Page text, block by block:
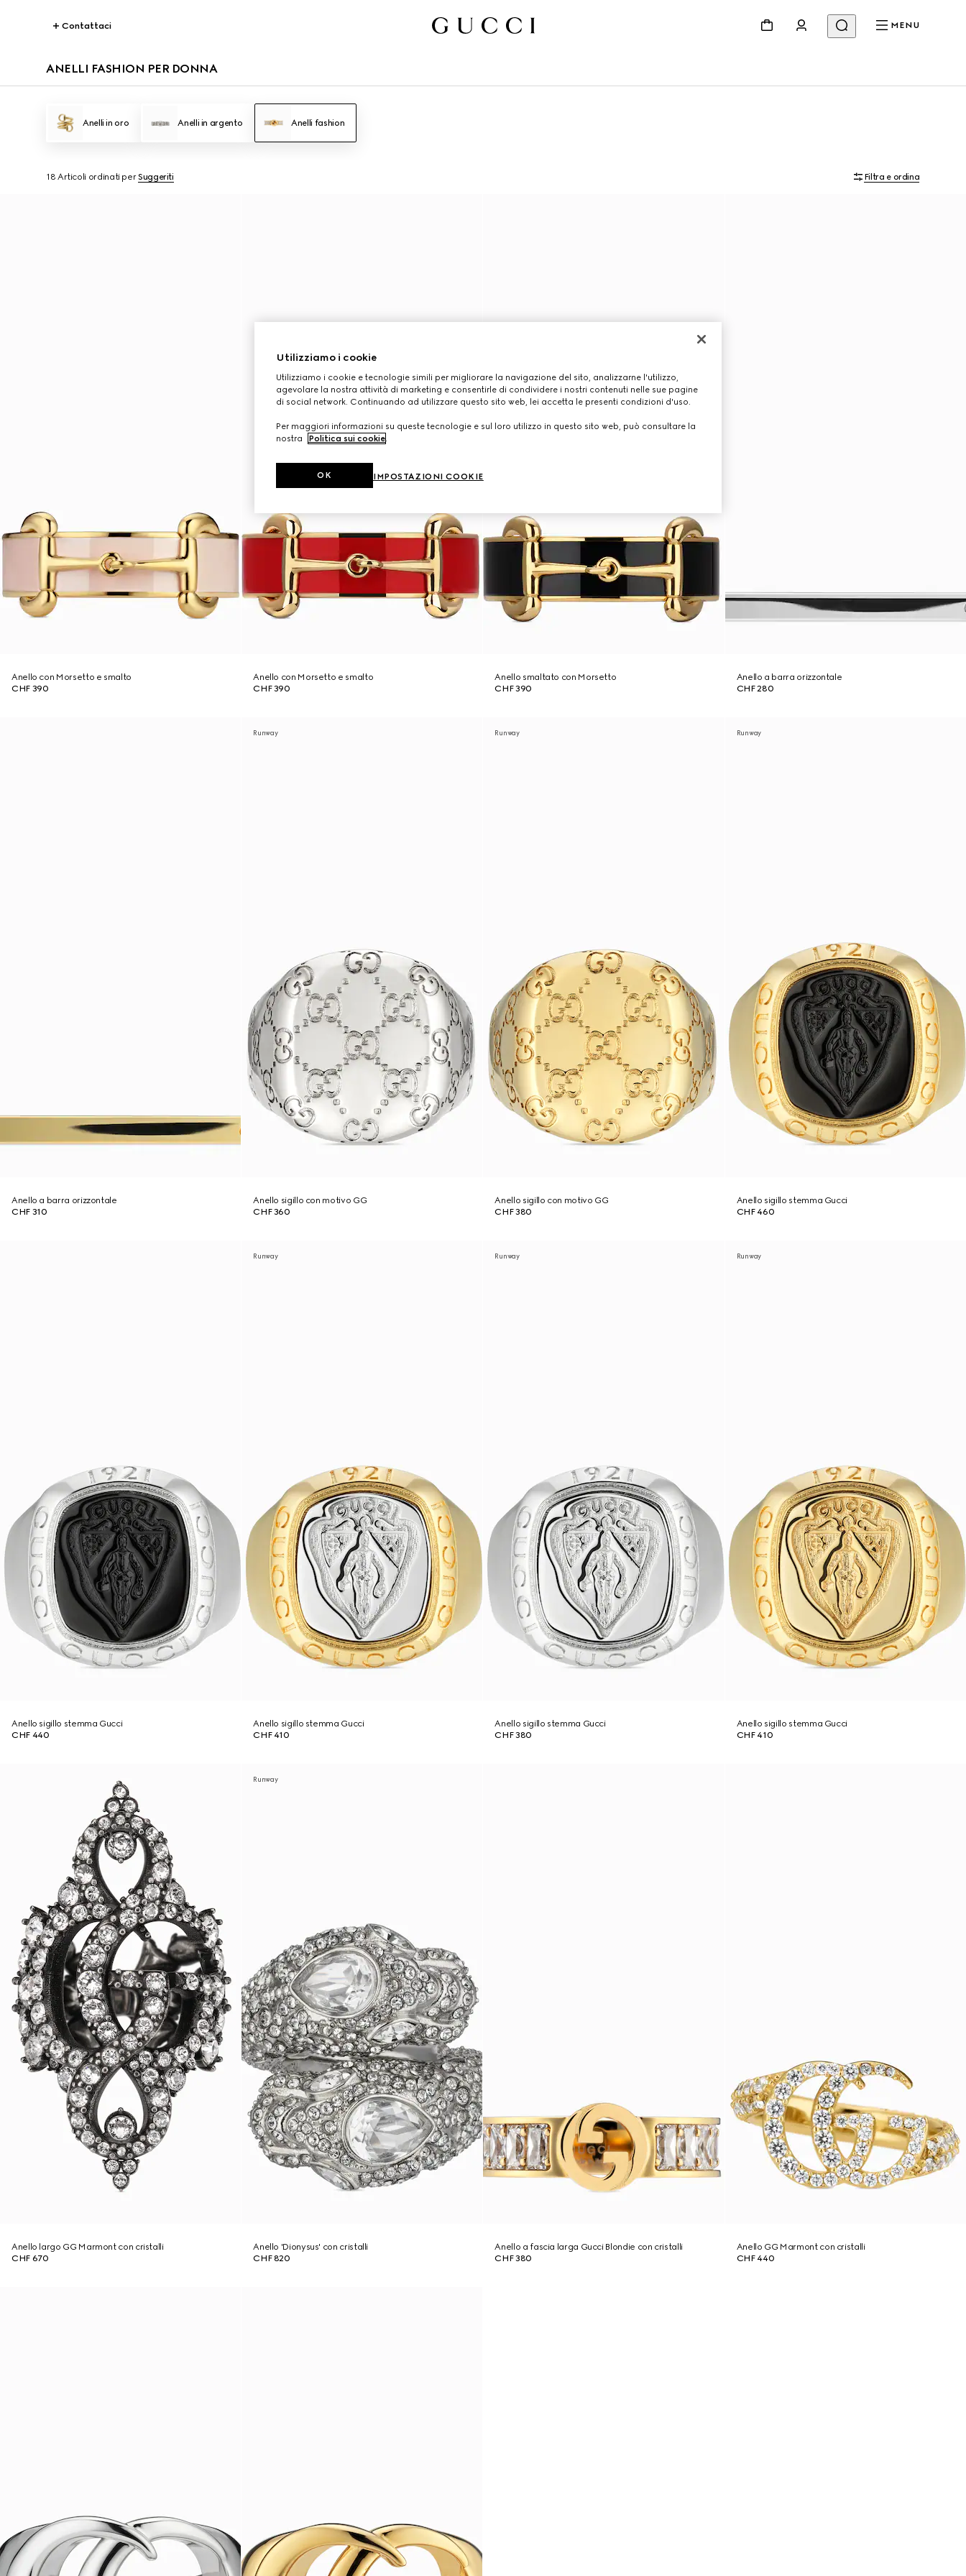
Contattaci MENU
ANELLI FASHION PER DONNA
Anelli in oro Anelli in argento Anelli fashion
18 Articoli ordinati perSuggeriti Filtra e ordina
Anello con Morsetto e smalto
CHF 390
Anello con Morsetto e smalto
CHF 390
Anello smaltato con Morsetto
CHF 390
Anello a barra orizzontale
CHF 280
Anello a barra orizzontale
CHF 310
Runway
Anello sigillo con motivo GG
CHF 360
Runway
Anello sigillo con motivo GG
CHF 380
Runway
Anello sigillo stemma Gucci
CHF 460
Anello sigillo stemma Gucci
CHF 440
Runway
Anello sigillo stemma Gucci
CHF 410
Runway
Anello sigillo stemma Gucci
CHF 380
Runway
Anello sigillo stemma Gucci
CHF 410
Anello largo GG Marmont con cristalli
CHF 670
Runway
Anello 'Dionysus' con cristalli
CHF 820
Anello a fascia larga Gucci Blondie con cristalli
CHF 380
Anello GG Marmont con cristalli
CHF 440
Utilizziamo i cookie
Utilizziamo i cookie e tecnologie simili per migliorare la navigazione del sito, analizzarne l'utilizzo,
agevolare la nostra attività di marketing e consentirle di condividere i nostri contenuti nelle sue pagine
di social network. Continuando ad utilizzare questo sito web, lei accetta le presenti condizioni d'uso.
Per maggiori informazioni su queste tecnologie e sul loro utilizzo in questo sito web, può consultare la
nostra
Politica sui cookie.
IMPOSTAZIONI COOKIE
OK